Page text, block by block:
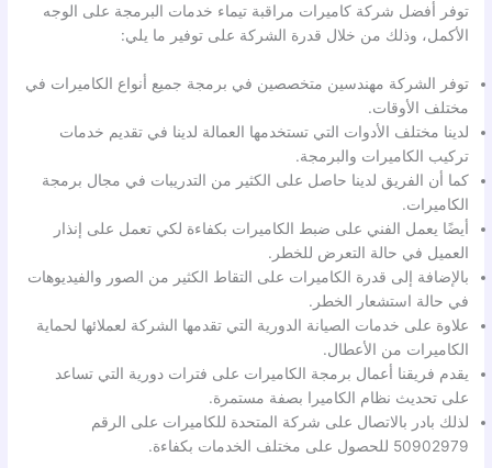
توفر أفضل شركة كاميرات مراقبة تيماء خدمات البرمجة على الوجه
الأكمل، وذلك من خلال قدرة الشركة على توفير ما يلي:
توفر الشركة مهندسين متخصصين في برمجة جميع أنواع الكاميرات في
مختلف الأوقات.
لدينا مختلف الأدوات التي تستخدمها العمالة لدينا في تقديم خدمات
تركيب الكاميرات والبرمجة.
كما أن الفريق لدينا حاصل على الكثير من التدريبات في مجال برمجة
الكاميرات.
أيضًا يعمل الفني على ضبط الكاميرات بكفاءة لكي تعمل على إنذار
العميل في حالة التعرض للخطر.
بالإضافة إلى قدرة الكاميرات على التقاط الكثير من الصور والفيديوهات
في حالة استشعار الخطر.
علاوة على خدمات الصيانة الدورية التي تقدمها الشركة لعملائها لحماية
الكاميرات من الأعطال.
يقدم فريقنا أعمال برمجة الكاميرات على فترات دورية التي تساعد
على تحديث نظام الكاميرا بصفة مستمرة.
لذلك بادر بالاتصال على شركة المتحدة للكاميرات على الرقم
50902979 للحصول على مختلف الخدمات بكفاءة.